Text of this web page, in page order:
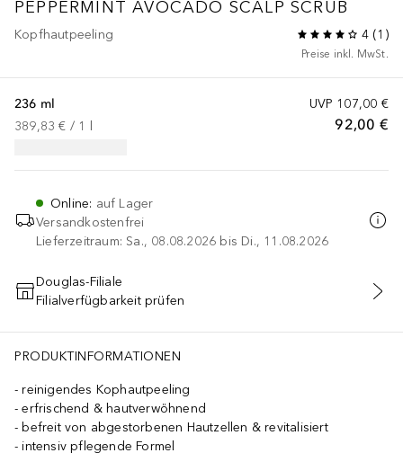
PEPPERMINT AVOCADO SCALP SCRUB
Kopfhautpeeling 4 (1 )
Preise inkl. MwSt.
UVP 107,00 €
92,00 €
236 ml
389,83 € / 1
Online: auf Lager
Versandkostenfrei
Lieferzeitraum: Sa., 08.08.2026 bis Di., 11.08.2026
IN DEN WARENKORB
Douglas-Filiale
Filialverfügbarkeit prüfen
PRODUKTINFORMATIONEN
reinigendes Kophautpeeling
erfrischend & hautverwöhnend
befreit von abgestorbenen Hautzellen & revitalisiert
intensiv pflegende Formel